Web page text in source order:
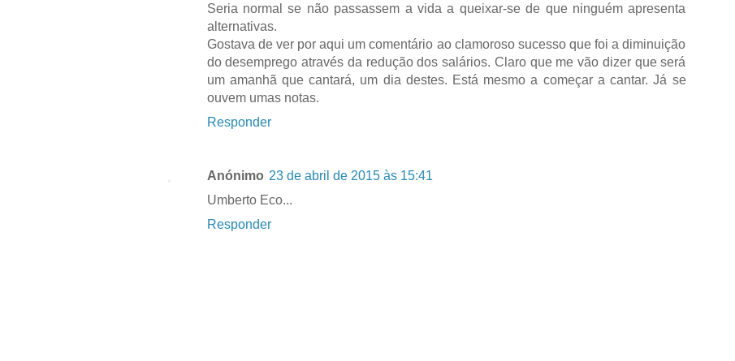
Seria normal se não passassem a vida a queixar-se de que ninguém apresenta
alternativas.
Gostava de ver por aqui um comentário ao clamoroso sucesso que foi a diminuição
do desemprego através da redução dos salários. Claro que me vão dizer que será
um amanhã que cantará, um dia destes. Está mesmo a começar a cantar. Já se
ouvem umas notas.
Responder
Anónimo 23 de abril de 2015 às 15:41
Umberto Eco...
Responder